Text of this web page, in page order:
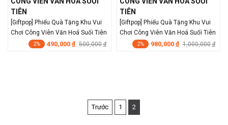
TIÊN
[Giftpop] Phiếu Quà Tặng Khu Vui
Chơi Công Viên Văn Hoá Suối Tiên
2% 490,000 đ 500,000 đ
TIÊN
[Giftpop] Phiếu Quà Tặng Khu Vui
Chơi Công Viên Văn Hoá Suối Tiên
1000K 2% 980,000 đ 1,000,000 đ
Trước 1 2